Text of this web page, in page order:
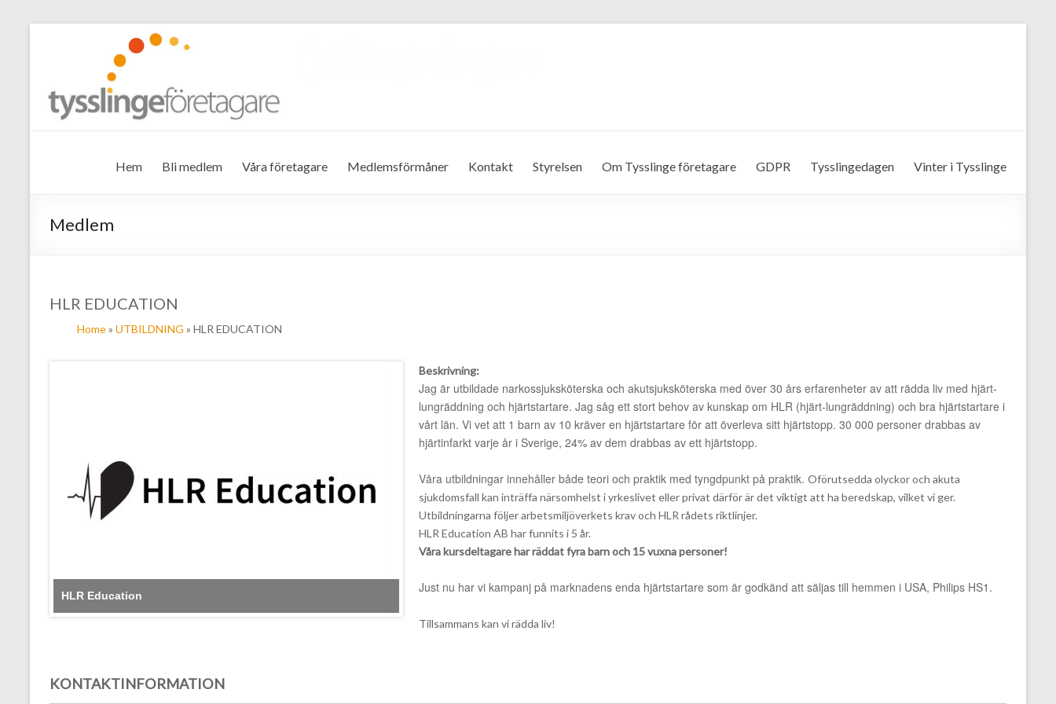
Tysslinge företagare
Hem Bli medlem Våra företagare Medlemsförmåner Kontakt Styrelsen Om Tysslinge företagare GDPR Tysslingedagen Vinter i Tysslinge
Medlem
HLR EDUCATION
Home» UTBILDNING » HLR EDUCATION
HLR Education
Beskrivning:
Jag är utbildade narkossjuksköterska och akutsjuksköterska med över 30 års erfarenheter av att rädda liv med hjärt-
lungräddning och hjärtstartare. Jag såg ett stort behov av kunskap om HLR (hjärt-lungräddning) och bra hjärtstartare i
vårt län. Vi vet att 1 barn av 10 kräver en hjärtstartare för att överleva sitt hjärtstopp. 30 000 personer drabbas av
hjärtinfarkt varje år i Sverige, 24% av dem drabbas av ett hjärtstopp.
Våra utbildningar innehåller både teori och praktik med tyngdpunkt på praktik. Oförutsedda olyckor och akuta
sjukdomsfall kan inträffa närsomhelst i yrkeslivet eller privat därför är det viktigt att ha beredskap, vilket vi ger.
Utbildningarna följer arbetsmiljöverkets krav och HLR rådets riktlinjer.
HLR Education AB har funnits i 5 år.
Våra kursdeltagare har räddat fyra barn och 15 vuxna personer!
Just nu har vi kampanj på marknadens enda hjärtstartare som är godkänd att säljas till hemmen i USA, Philips HS1.
Tillsammans kan vi rädda liv!
KONTAKTINFORMATION